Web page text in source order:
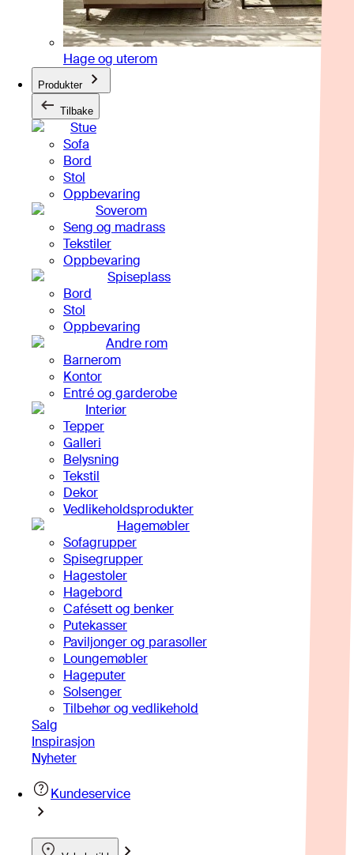
Hage og uterom
Produkter
Tilbake
Stue
Sofa
Bord
Stol
Oppbevaring
Soverom
Seng og madrass
Tekstiler
Oppbevaring
Spiseplass
Bord
Stol
Oppbevaring
Andre rom
Barnerom
Kontor
Entré og garderobe
Interiør
Tepper
Galleri
Belysning
Tekstil
Dekor
Vedlikeholdsprodukter
Hagemøbler
Sofagrupper
Spisegrupper
Hagestoler
Hagebord
Cafésett og benker
Putekasser
Paviljonger og parasoller
Loungemøbler
Hageputer
Solsenger
Tilbehør og vedlikehold
Salg
Inspirasjon
Nyheter
Kundeservice